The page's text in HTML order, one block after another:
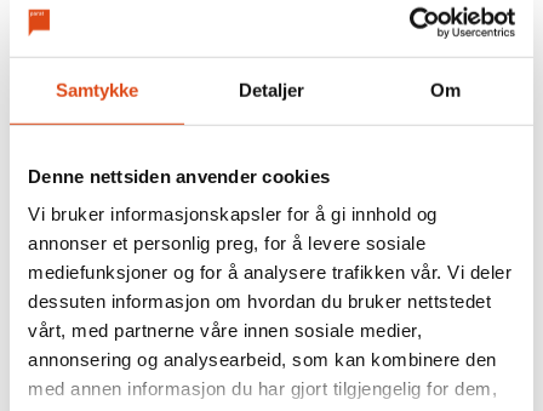
Samtykke Detaljer Om
Denne nettsiden anvender cookies
Vi bruker informasjonskapsler for å gi innhold og
annonser et personlig preg, for å levere sosiale
mediefunksjoner og for å analysere trafikken vår. Vi deler
dessuten informasjon om hvordan du bruker nettstedet
vårt, med partnerne våre innen sosiale medier,
annonsering og analysearbeid, som kan kombinere den
med annen informasjon du har gjort tilgjengelig for dem,
Han mener resultatet som både
Fellesforbundet og Parat klarte å
forhandle seg fram til i meklingene med
for alle tariffoppgjørene som nå følger.
– Når YS-forbundet Parat og
Fellesforbundet i LO nå har kommet til
enighet med Norsk Industri, gir det en
god ramme for de forhandlingene som
følger utover våren, selv om resultatet